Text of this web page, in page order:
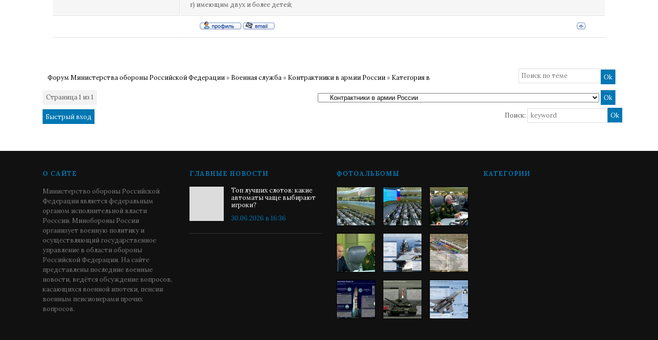
г) имеющим двух и более детей;
Форум Министерства обороны Российской Федерации » Военная служба » Контрактники в армии России » Категория в
Страница1 из 1
Поиск:
О САЙТЕ
Министерство обороны Российской
Федерации является федеральным
органом исполнительной власти
Росссии. Минобороны России
организует военную политику и
осуществляющий государственное
управление в области обороны
Российской Федерации. На сайте
представлены последние военные
новости, ведётся обсуждение вопросов,
касающихся военной ипотеки, пенсии
военным пенсионерами прочих
вопросов.
ГЛАВНЫЕ НОВОСТИ
Топ лучших слотов: какие
автоматы чаще выбирают
игроки?
30.06.2026 в 16:36
ФОТОАЛЬБОМЫ КАТЕГОРИИ